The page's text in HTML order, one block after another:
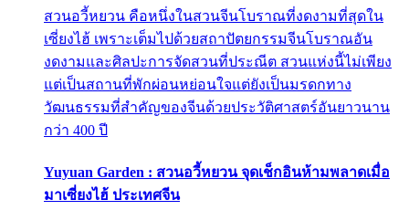
สวนอวี้หยวน คือหนึ่งในสวนจีนโบราณที่งดงามที่สุดใน
เซี่ยงไฮ้ เพราะเต็มไปด้วยสถาปัตยกรรมจีนโบราณอัน
งดงามและศิลปะการจัดสวนที่ประณีต สวนแห่งนี้ไม่เพียง
แต่เป็นสถานที่พักผ่อนหย่อนใจแต่ยังเป็นมรดกทาง
วัฒนธรรมที่สำคัญของจีนด้วยประวัติศาสตร์อันยาวนาน
กว่า 400 ปี
Yuyuan Garden : สวนอวี้หยวน จุดเช็กอินห้ามพลาดเมื่อ
มาเซี่ยงไฮ้ ประเทศจีน